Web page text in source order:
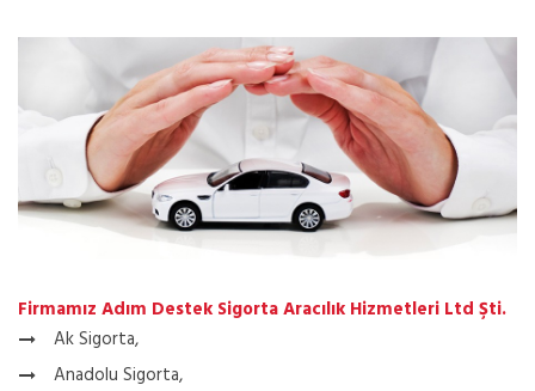
Firmamız Adım Destek Sigorta Aracılık Hizmetleri Ltd Şti.
Ak Sigorta,
Anadolu Sigorta,